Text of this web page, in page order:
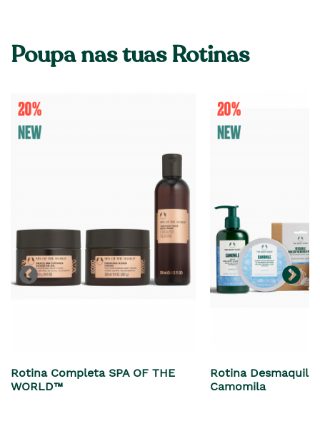
el
anterior
era
Poupa nas tuas Rotinas
Rotina Completa SPA OF THE
WORLD™
Rotina
Camomila